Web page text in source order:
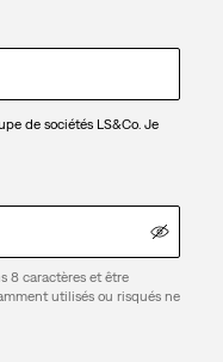
de sociétés LS&Co. Je
8 caractères et être
utilisés ou risqués ne